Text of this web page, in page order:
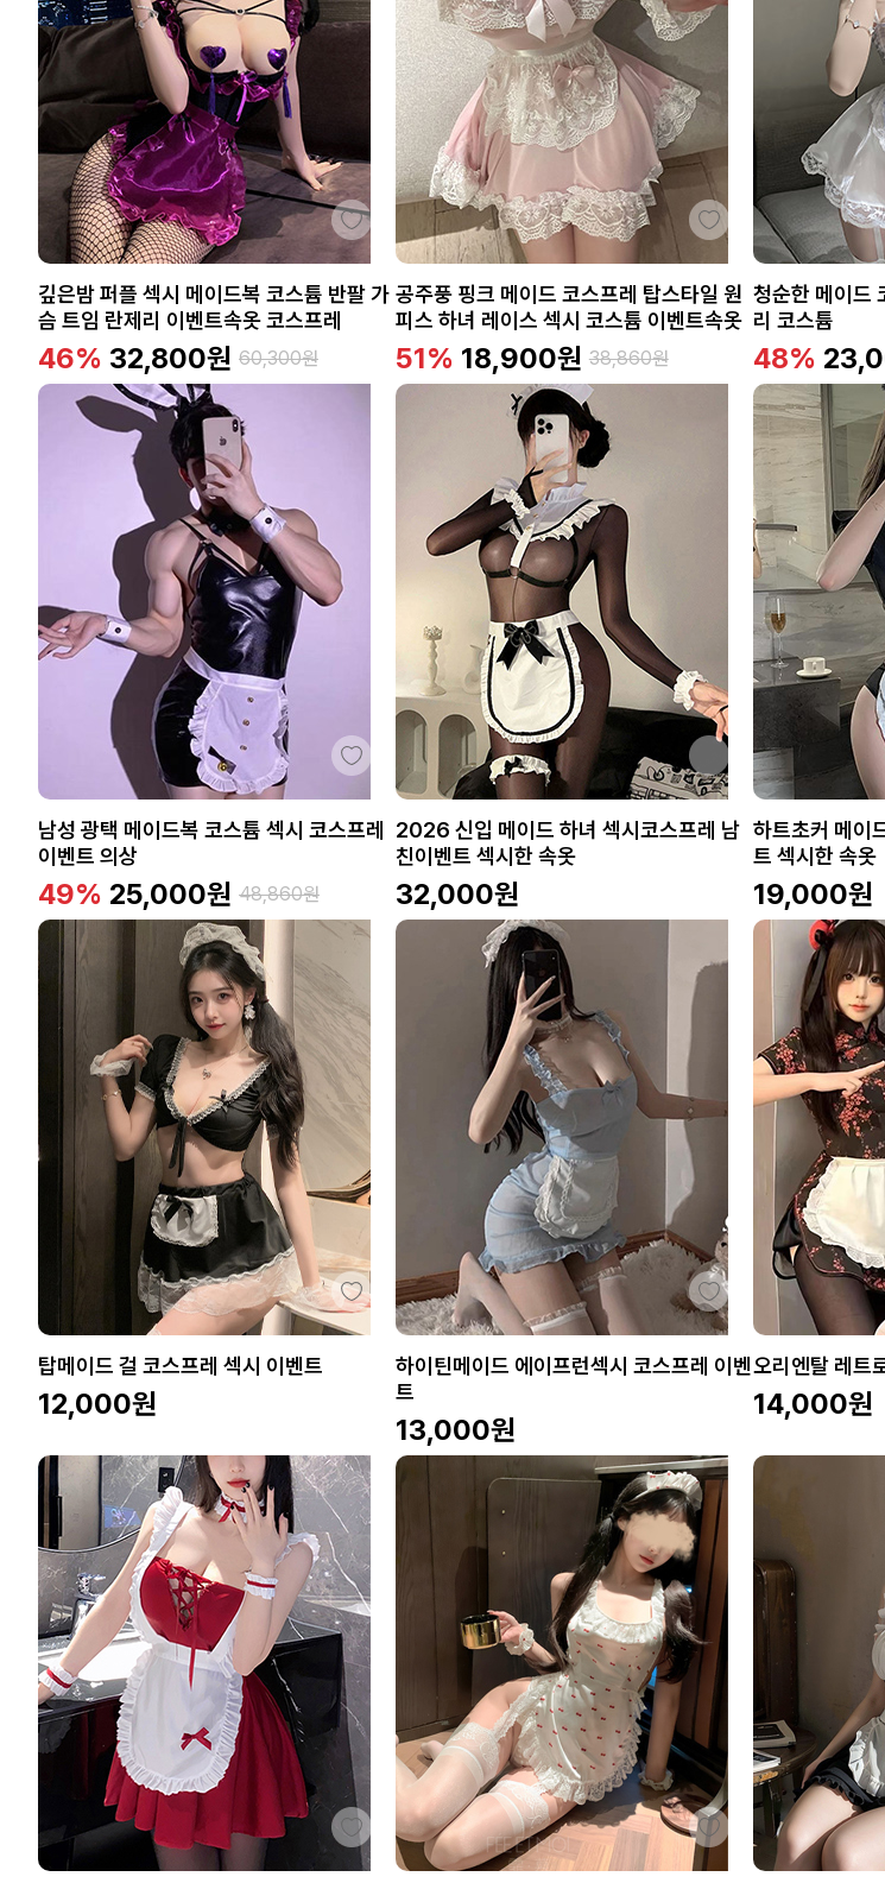
깊은밤 퍼플 섹시 메이드복 코스튬 반팔 가
슴 트임 란제리 이벤트속옷 코스프레
46% 32,800원 60,300원
공주풍 핑크 메이드 코스프레 탑스타일 원
피스 하녀 레이스 섹시 코스튬 이벤트속옷
51% 18,900원 38,860원
청순한 메이드
리 코스튬
48%
남성 광택 메이드복 코스튬 섹시 코스프레
이벤트 의상
49% 25,000원 48,860원
2026 신입 메이드 하녀 섹시코스프레 남
친이벤트 섹시한 속옷
32,000원
하트초커 메이
트 섹시한 속옷
19,000원
탑메이드 걸 코스프레 섹시 이벤트
12,000원
하이틴메이드 에이프런섹시 코스프레 이벤
트
13,000원
오리엔탈 레트
14,000원